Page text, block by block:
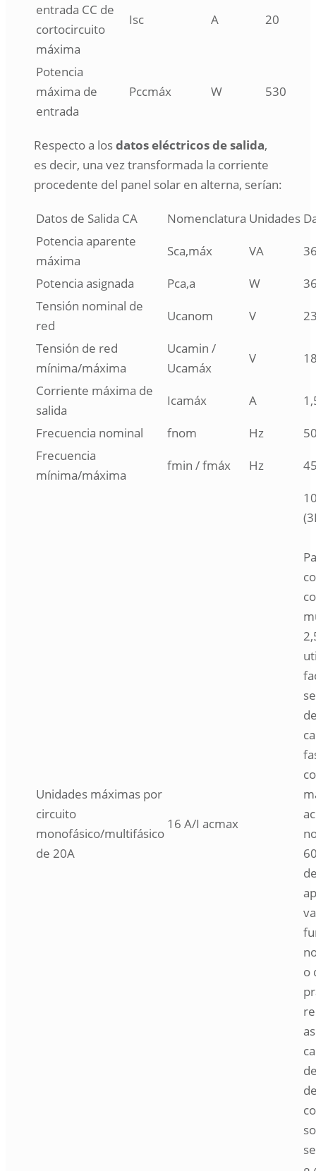
entrada CC de
cortocircuito
máxima
Isc A 20
Potencia
máxima de
entrada
Pccmáx W 530
Respecto a losdatos eléctricos de salida,
es decir, una vez transformada la corriente
procedente del panel solar en alterna, serían:
Datos de Salida CA Nomenclatura Unidades
Potencia aparente
máxima
Sca,máx VA
Potencia asignada
Pca,a W
Tensión nominal de
red
Ucanom V
Tensión de red
mínima/máxima
Ucamin /
Ucamáx
V
Corriente máxima de
salida
Icamáx A
Frecuencia nominal
fnom Hz
Frecuencia
mínima/máxima
fmin / fmáx Hz
Unidades máximas por
circuito
monofásico/multifásico
de 20A
16 A/I acmax
o